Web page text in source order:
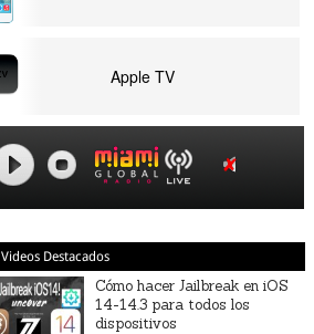
Apple TV
Videos Destacados
Cómo hacer Jailbreak en iOS
14-14.3 para todos los
dispositivos